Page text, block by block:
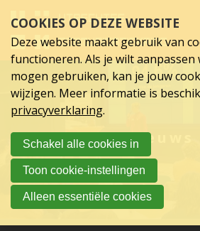
links
over
Spring
hoofd
inhoud
Spring
naar
hoofdnavigatie
Nieuws
Nieuws
Verslagen
Sluit je
Over UCK
COOKIES OP DEZE WEBSITE
Deze website maakt gebruik van
functioneren. Als je wilt aanpassen
mogen gebruiken, kan je jouw
wijzigen. Meer informatie is
privacyverklaring.
Schakel alle cookies in
Toon cookie-instellingen
Alleen essentiële cookies